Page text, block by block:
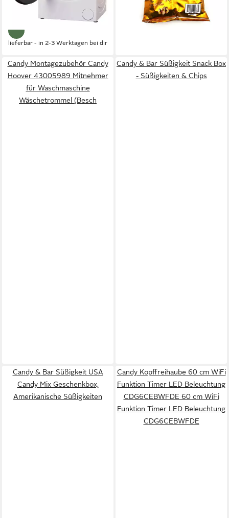
14,90 €mtl. in 24 Raten
lieferbar - in 2-3 Werktagen bei dir
Candy Montagezubehör Candy
Hoover 43005989 Mitnehmer
für Waschmaschine
Wäschetrommel (Besch
Candy & Bar Süßigkeit Snack Box
- Süßigkeiten & Chips
Candy & Bar Süßigkeit USA
Candy Mix Geschenkbox,
Amerikanische Süßigkeiten
Candy Kopffreihaube 60 cm WiFi
Funktion Timer LED Beleuchtung
CDG6CEBWFDE 60 cm WiFi
Funktion Timer LED Beleuchtung
CDG6CEBWFDE